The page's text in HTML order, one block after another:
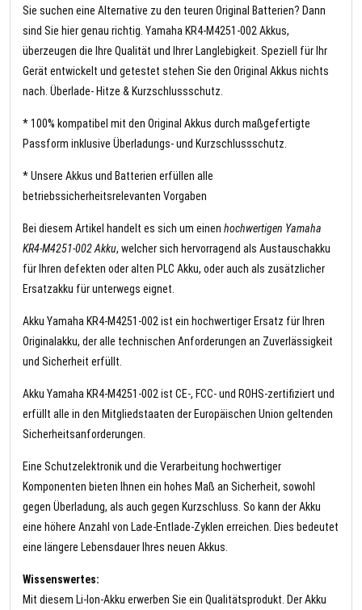
Sie suchen eine Alternative zu den teuren Original Batterien? Dann
sind Sie hier genau richtig. Yamaha KR4-M4251-002 Akkus,
überzeugen die Ihre Qualität und Ihrer Langlebigkeit. Speziell für Ihr
Gerät entwickelt und getestet stehen Sie den Original Akkus nichts
nach. Überlade- Hitze & Kurzschlussschutz.
* 100% kompatibel mit den Original Akkus durch maßgefertigte
Passform inklusive Überladungs- und Kurzschlussschutz.
* Unsere Akkus und Batterien erfüllen alle
betriebssicherheitsrelevanten Vorgaben
Bei diesem Artikel handelt es sich um einen hochwertigen Yamaha
KR4-M4251-002 Akku, welcher sich hervorragend als Austauschakku
für Ihren defekten oder alten PLC Akku, oder auch als zusätzlicher
Ersatzakku für unterwegs eignet.
Akku Yamaha KR4-M4251-002 ist ein hochwertiger Ersatz für Ihren
Originalakku, der alle technischen Anforderungen an Zuverlässigkeit
und Sicherheit erfüllt.
Akku Yamaha KR4-M4251-002 ist CE-, FCC- und ROHS-zertifiziert und
erfüllt alle in den Mitgliedstaaten der Europäischen Union geltenden
Sicherheitsanforderungen.
Eine Schutzelektronik und die Verarbeitung hochwertiger
Komponenten bieten Ihnen ein hohes Maß an Sicherheit, sowohl
gegen Überladung, als auch gegen Kurzschluss. So kann der Akku
eine höhere Anzahl von Lade-Entlade-Zyklen erreichen. Dies bedeutet
eine längere Lebensdauer Ihres neuen Akkus.
Wissenswertes:
Mit diesem Li-Ion-Akku erwerben Sie ein Qualitätsprodukt. Der Akku